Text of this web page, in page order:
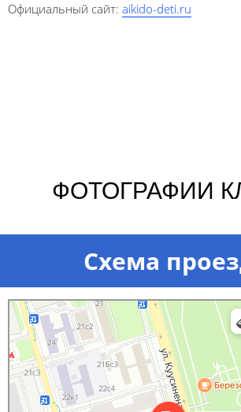
Официальный сайт: aikido-deti.ru
ФОТОГРАФИИ
Схема
Москва
Улица Куусинена, 19А — Яндекс.Карты